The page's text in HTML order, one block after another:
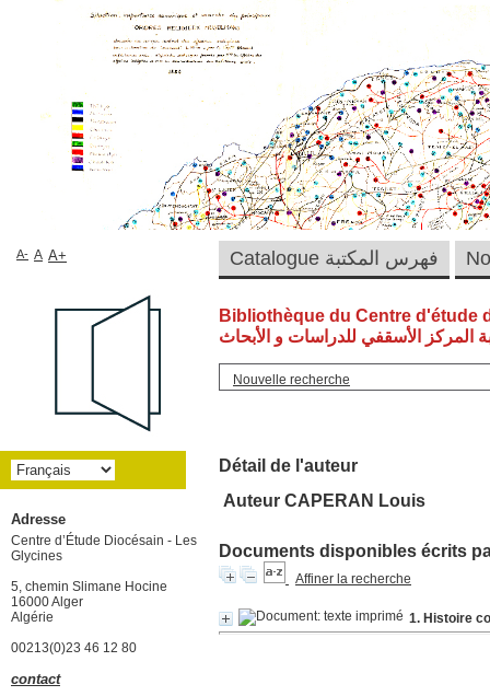
Bibliothèque du Centre d'étude
المركز الأسقفي للدراسات و الأبحاث
Nouvelle recherche
Détail de l'auteur
Auteur CAPERAN Louis
Documents disponibles écrits
Affiner la recherche
1. Histoire
Catalogue فهرس المكتبة A- A A+
Adresse
Centre d’Étude Diocésain - Les
Glycines
5, chemin Slimane Hocine
16000 Alger
Algérie
00213(0)23 46 12 80
contact